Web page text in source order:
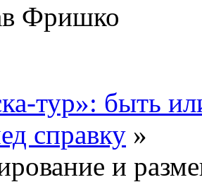
Фришко
тур»: быть
справку »
и